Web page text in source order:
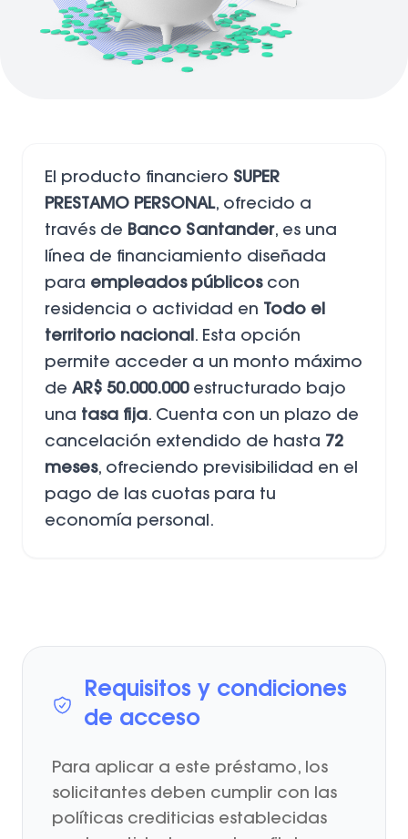
El producto financiero SUPER
PRESTAMO PERSONAL, ofrecido a
través de Banco Santander, es una
línea de financiamiento diseñada
para empleados públicoscon
residencia o actividad en
Todo el
territorio nacional . Esta opción
permite acceder a un monto máximo
de AR$ 50.000.000estructurado bajo
una tasa fija. Cuenta con un plazo de
cancelación extendido de hasta 72
meses, ofreciendo previsibilidad en el
pago de las cuotas para tu
economía personal.
Requisitos y condiciones
de acceso
Para aplicar a este préstamo, los
solicitantes deben cumplir con las
políticas crediticias establecidas